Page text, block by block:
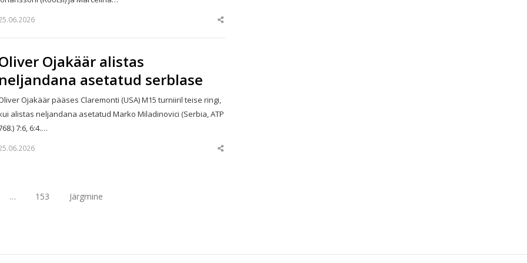
Share
Ojakäär alistas
neljandana asetatud serblase
Ojakäär pääses Claremonti (USA) M15 turniiril teise ringi,
alistas neljandana asetatud Marko Miladinovici (Serbia, ATP
7:6, 6:4.…
Share
Page… Page
153 Järgmine